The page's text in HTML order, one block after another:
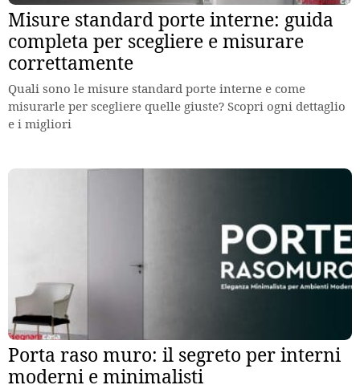
Misure standard porte interne: guida
completa per scegliere e misurare
correttamente
Quali sono le misure standard porte interne e come
misurarle per scegliere quelle giuste? Scopri ogni dettaglio
e i migliori
Porta raso muro: il segreto per interni
moderni e minimalisti